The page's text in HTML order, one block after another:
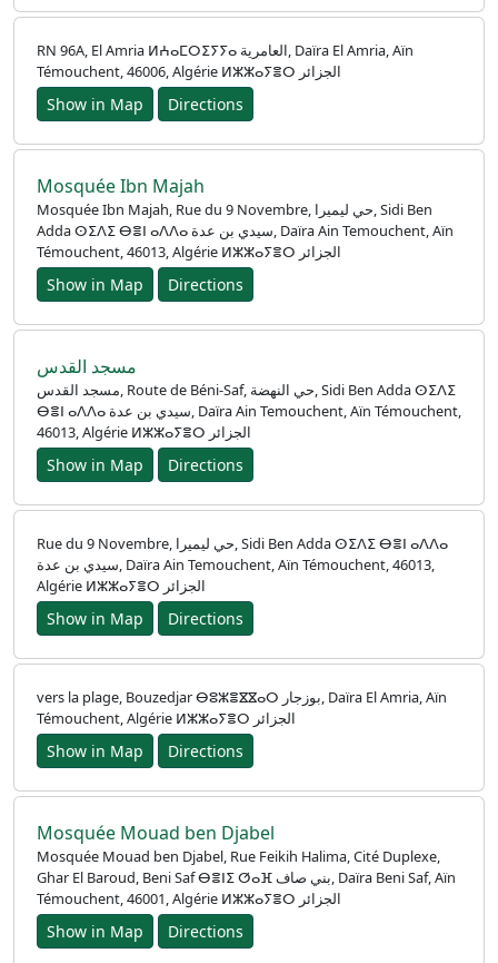
RN 96A, El Amria ⵍⵄⴰⵎⵔⵉⵢⵢⴰ العامرية, Daïra El Amria, Aïn
Témouchent, 46006, Algérie ⵍⵣⵣⴰⵢⴻⵔ الجزائر
Show in Map Directions
Mosquée Ibn Majah
Mosquée Ibn Majah, Rue du 9 Novembre, حي ليميرا, Sidi Ben
Adda ⵙⵉⴷⵉ ⴱⴻⵏ ⴰⴷⴷⴰ سيدي بن عدة, Daïra Ain Temouchent, Aïn
Témouchent, 46013, Algérie ⵍⵣⵣⴰⵢⴻⵔ الجزائر
Show in Map Directions
مسجد القدس
مسجد القدس, Route de Béni-Saf, حي النهضة, Sidi Ben Adda ⵙⵉⴷⵉ
ⴱⴻⵏ ⴰⴷⴷⴰ سيدي بن عدة, Daïra Ain Temouchent, Aïn Témouchent,
46013, Algérie ⵍⵣⵣⴰⵢⴻⵔ الجزائر
Show in Map Directions
Rue du 9 Novembre, حي ليميرا, Sidi Ben Adda ⵙⵉⴷⵉ ⴱⴻⵏ ⴰⴷⴷⴰ
سيدي بن عدة, Daïra Ain Temouchent, Aïn Témouchent, 46013,
Algérie ⵍⵣⵣⴰⵢⴻⵔ الجزائر
Show in Map Directions
vers la plage, Bouzedjar ⴱⵓⵣⴻⴵⴵⴰⵔ بوزجار, Daïra El Amria, Aïn
Témouchent, Algérie ⵍⵣⵣⴰⵢⴻⵔ الجزائر
Show in Map Directions
Mosquée Mouad ben Djabel
Mosquée Mouad ben Djabel, Rue Feikih Halima, Cité Duplexe,
Ghar El Baroud, Beni Saf ⴱⴻⵏⵉ ⵚⴰⴼ بني صاف, Daïra Beni Saf, Aïn
Témouchent, 46001, Algérie ⵍⵣⵣⴰⵢⴻⵔ الجزائر
Show in Map Directions